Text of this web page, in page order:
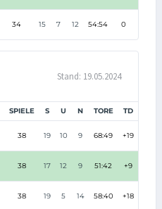
34 15 7 12 54:54 0
Stand: 19.05.2024
SPIELE S U N TORE TD
38 19 10 9 68:49 +19
38 17 12 9 51:42 +9
38 19 5 14 58:40 +18